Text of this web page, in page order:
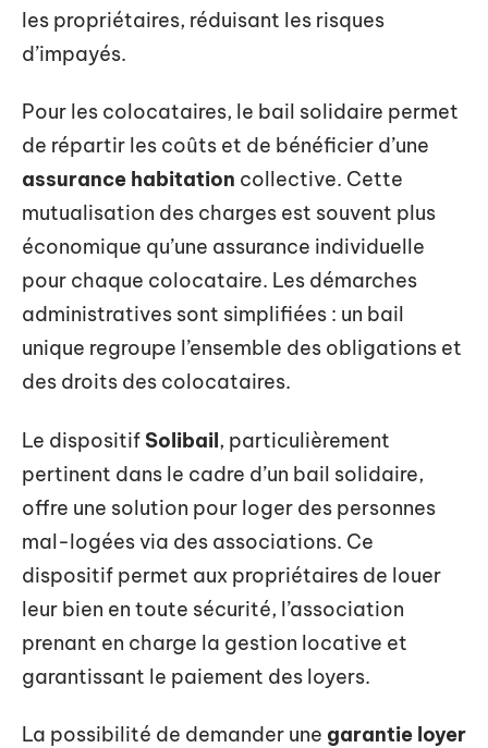
les propriétaires, réduisant les risques
d’impayés.
Pour les colocataires, le bail solidaire permet
de répartir les coûts et de bénéficier d’une
assurance habitation collective. Cette
mutualisation des charges est souvent plus
économique qu’une assurance individuelle
pour chaque colocataire. Les démarches
administratives sont simplifiées : un bail
unique regroupe l’ensemble des obligations et
des droits des colocataires.
Le dispositif Solibail, particulièrement
pertinent dans le cadre d’un bail solidaire,
offre une solution pour loger des personnes
mal-logées via des associations. Ce
dispositif permet aux propriétaires de louer
leur bien en toute sécurité, l’association
prenant en charge la gestion locative et
garantissant le paiement des loyers.
La possibilité de demander une garantie loyer